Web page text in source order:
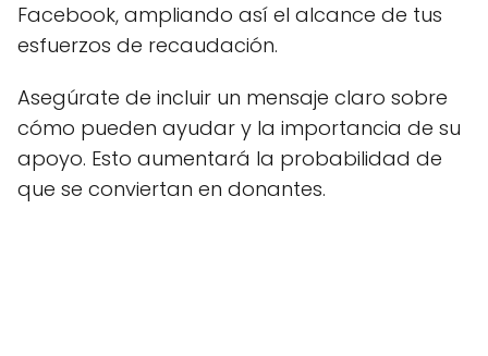
Facebook, ampliando así el alcance de tus
esfuerzos de recaudación.
Asegúrate de incluir un mensaje claro sobre
cómo pueden ayudar y la importancia de su
apoyo. Esto aumentará la probabilidad de
que se conviertan en donantes.